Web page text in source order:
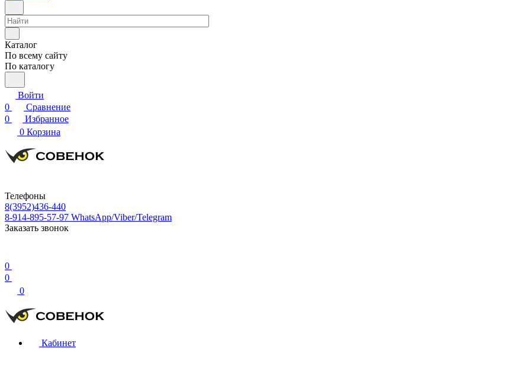
Каталог
По всему сайту
По каталогу
Войти
0
Сравнение
0
Избранное
0 Корзина
Телефоны
8(3952)436-440
8-914-895-57-97 WhatsApp/Viber/Telegram
Заказать звонок
0
0
0
Кабинет